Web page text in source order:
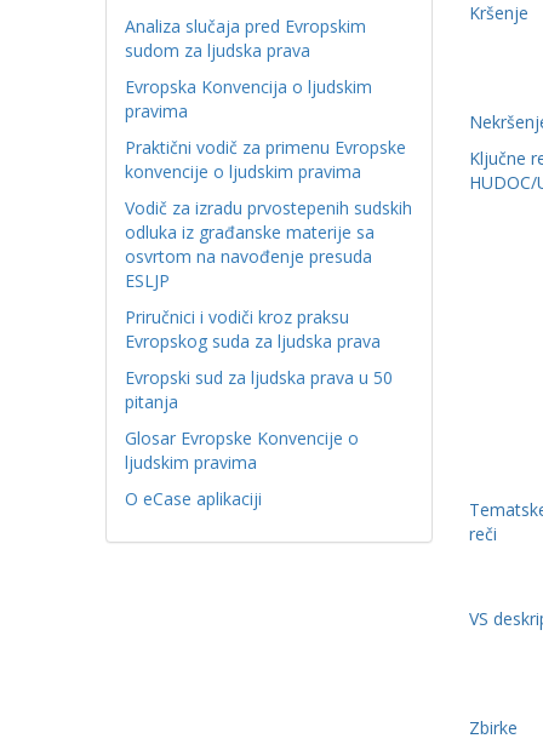
Analiza slučaja pred Evropskim
sudom za ljudska prava
Evropska Konvencija o ljudskim
pravima
Praktični vodič za primenu Evropske
konvencije o ljudskim pravima
Vodič za izradu prvostepenih sudskih
odluka iz građanske materije sa
osvrtom na navođenje presuda
ESLJP
Priručnici i vodiči kroz praksu
Evropskog suda za ljudska prava
Evropski sud za ljudska prava u 50
pitanja
Glosar Evropske Konvencije o
ljudskim pravima
O eCase aplikaciji
Kršenje
Ključne
HUDOC/
reči
VS
Zbirke